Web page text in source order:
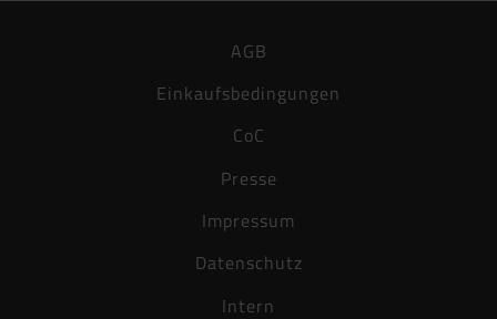
AGB
Einkaufsbedingungen
CoC
Presse
Impressum
Datenschutz
Intern